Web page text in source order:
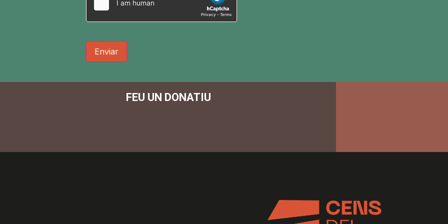
Enviar
FEU UN DONATIU